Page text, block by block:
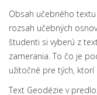
Obsah učebného
rozsah učebných
študenti si vyberú z
zamerania. To čo je
užitočné pre tých, ktorí
Text Geodézie v